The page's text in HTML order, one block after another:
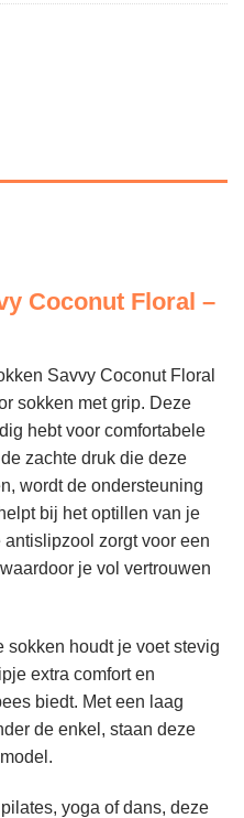
Coconut Floral –
Savvy Coconut Floral
sokken met grip. Deze
hebt voor comfortabele
zachte druk die deze
wordt de ondersteuning
bij het optillen van je
zorgt voor een
je vol vertrouwen
sokken houdt je voet stevig
extra comfort en
biedt. Met een laag
de enkel, staan deze
yoga of dans, deze